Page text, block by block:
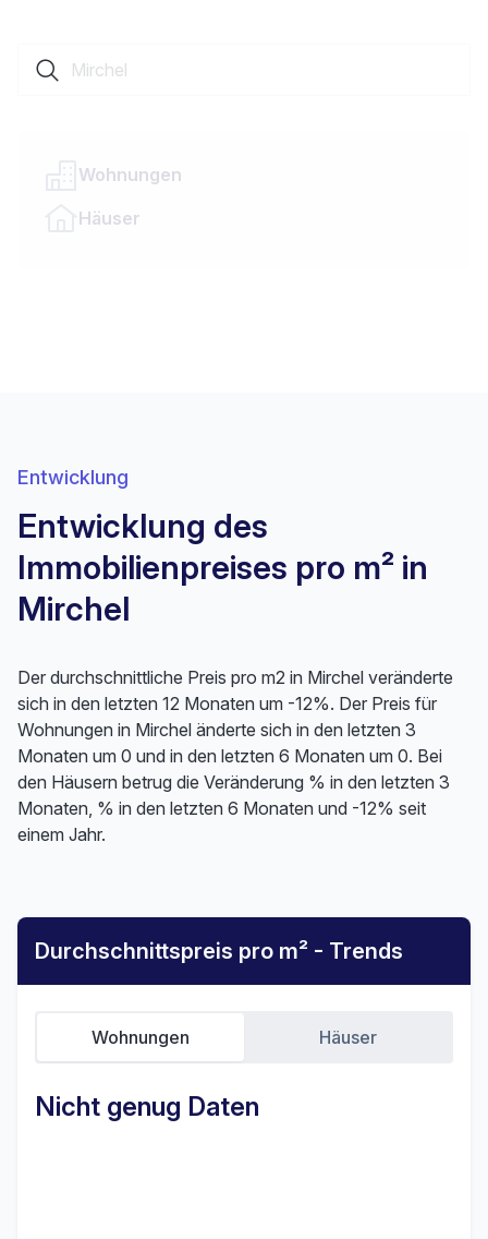
Wohnungen
Häuser
Entwicklung
Entwicklung des
Immobilienpreises pro m² in
Mirchel
Der durchschnittliche Preis pro m2 in Mirchel veränderte
sich in den letzten 12 Monaten um -12%. Der Preis für
Wohnungen in Mirchel änderte sich in den letzten 3
Monaten um 0 und in den letzten 6 Monaten um 0. Bei
den Häusern betrug die Veränderung % in den letzten 3
Monaten, % in den letzten 6 Monaten und -12% seit
einem Jahr.
Durchschnittspreis pro m² - Trends
Nicht genug Daten
Wohnungen Häuser